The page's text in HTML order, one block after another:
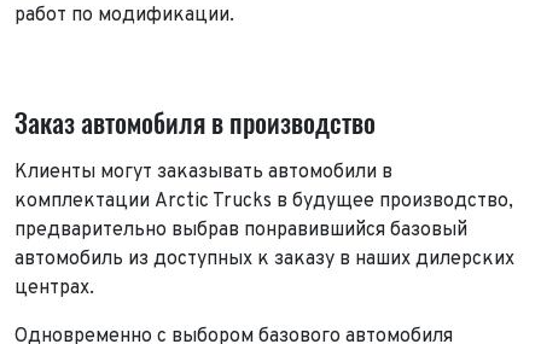
работ по модификации.
Заказ автомобиля в производство
Клиенты могут заказывать автомобили в
комплектации Arctic Trucks в будущее производство,
предварительно выбрав понравившийся базовый
автомобиль из доступных к заказу в наших дилерских
центрах.
Одновременно с выбором базового автомобиля
Имя*
Телефон*
Тема сообщения
Телефон*
E-mail*
Заявка на оценку
ФИО*
Телефон*